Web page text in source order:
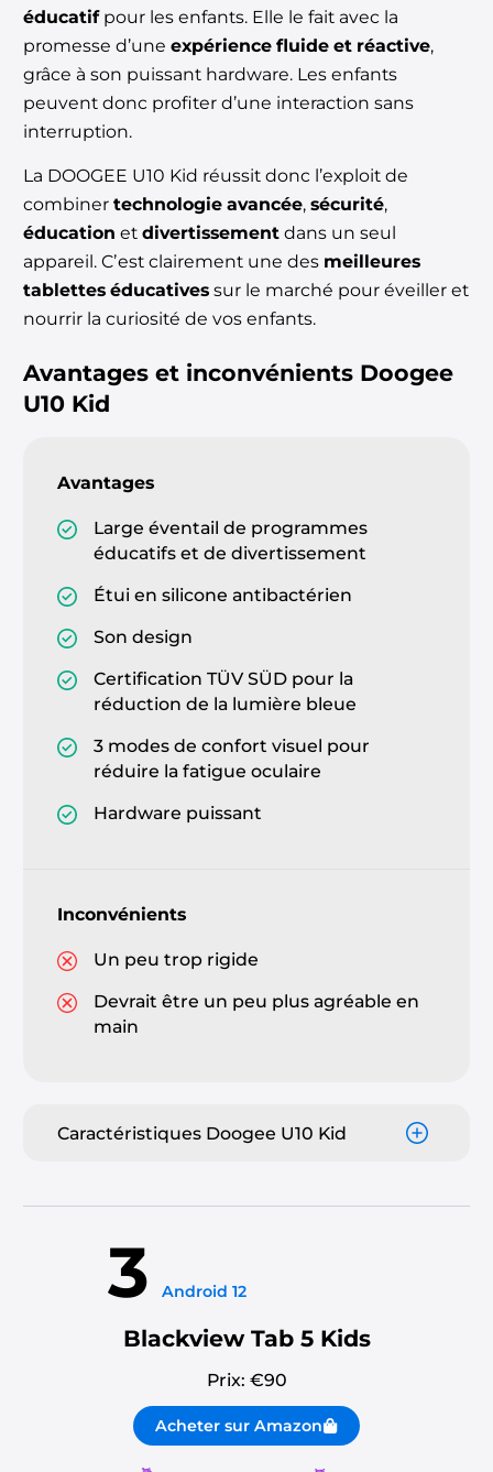
éducatif pour les enfants. Elle le fait avec la
promesse d’une expérience fluide et réactive,
grâce à son puissant hardware. Les enfants
peuvent donc profiter d’une interaction sans
interruption.
La DOOGEE U10 Kid réussit donc l’exploit de
combiner technologie avancée, sécurité,
éducation et divertissement dans un seul
appareil. Cʼest clairement une des meilleures
tablettes éducatives sur le marché pour éveiller et
nourrir la curiosité de vos enfants.
Avantages et inconvénients Doogee
U10 Kid
Avantages
Large éventail de programmes
éducatifs et de divertissement
Étui en silicone antibactérien
Son design
Certification TÜV SÜD pour la
réduction de la lumière bleue
3 modes de confort visuel pour
réduire la fatigue oculaire
Hardware puissant
Inconvénients
Un peu trop rigide
Devrait être un peu plus agréable en
main
Caractéristiques Doogee U10 Kid
3 Android 12
Blackview Tab 5 Kids
Prix: €90
Acheter sur Amazon